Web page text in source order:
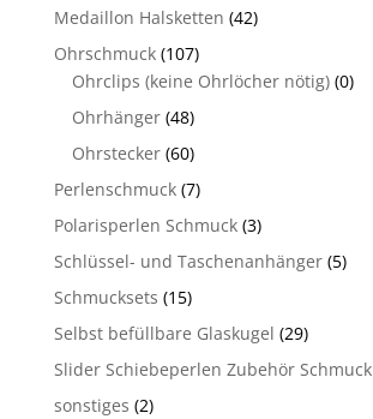
Medaillon Halsketten (42)
Ohrschmuck (107)
Ohrclips (keine Ohrlöcher nötig) (0)
Ohrhänger (48)
Ohrstecker (60)
Perlenschmuck (7)
Polarisperlen Schmuck (3)
Schlüssel- und Taschenanhänger (5)
Schmucksets (15)
Selbst befüllbare Glaskugel (29)
Slider Schiebeperlen Zubehör Schmuck
sonstiges (2)